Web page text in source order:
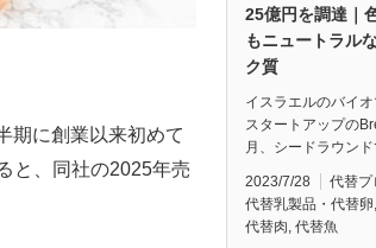
期に創業以来初めて
と、同社の2025年売
25億円を調達｜
もニュートラル
ク質
イスラエルのバイ
スタートアップの
月、シードラウン
2023/7/28 代替プ
代替乳製品・代替卵,
代替肉, 代替魚